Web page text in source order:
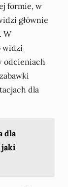
formie, w
głównie
W
widzi
odcieniach
dla
dla
jaki